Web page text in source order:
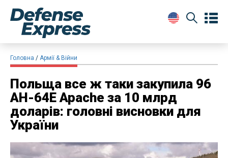
Головна Армії & Війни
Польща все ж таки закупила 96
AH-64E Apache за 10 млрд
доларів: головні висновки для
України